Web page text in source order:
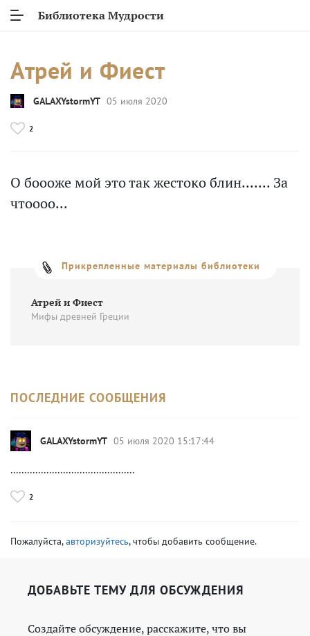
Библиотека Мудрости
Атрей и Фиест
GALAXYstormYT 05 июля 2020
2
О боооже мой это так жестоко блин....... За
чтоооо...
Прикрепленные материалы библиотеки
Атрей и Фиест
Мифы древней Греции
ПОСЛЕДНИЕ СООБЩЕНИЯ
GALAXYstormYT 05 июля 2020 15:17:44
.............................................
2
Пожалуйста,авторизуйтесь, чтобы добавить сообщение.
ДОБАВЬТЕ ТЕМУ ДЛЯ ОБСУЖДЕНИЯ
Создайте обсуждение, расскажите, что вы